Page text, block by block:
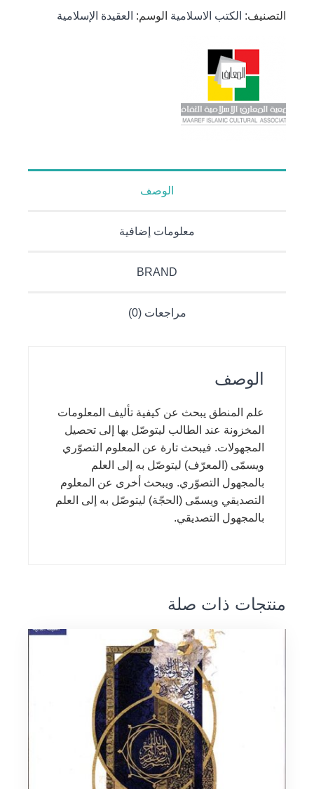
الثالث
التصنيف: الكتب الاسلامية الوسم: العقيدة الإسلامية
الوصف
معلومات إضافية
BRAND
مراجعات (0)
الوصف
علم المنطق يبحث عن كيفية تأليف المعلومات
المخزونة عند الطالب ليتوصّل بها إلى تحصيل
المجهولات. فيبحث تارة عن المعلوم التصوّري
ويسمّى (المعرّف) ليتوصّل به إلى العلم
بالمجهول التصوّري. ويبحث أخرى عن المعلوم
التصديقي ويسمّى (الحجّة) ليتوصّل به إلى العلم
بالمجهول التصديقي.
منتجات ذات صلة